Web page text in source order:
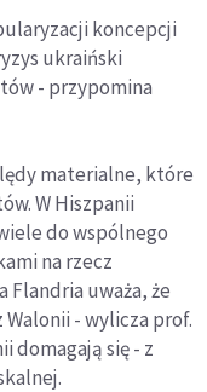
koncepcji
ukraiński
- przypomina
materialne, które
W Hiszpanii
do wspólnego
na rzecz
Flandria uważa, że
- wylicza prof.
domagają się - z